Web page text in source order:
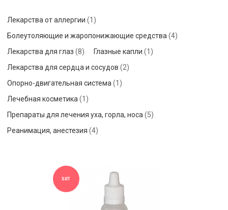
Лекарства от аллергии (1)
Болеутоляющие и жаропонижающие средства (4)
Лекарства для глаз (8) Глазные капли (1)
Лекарства для сердца и сосудов (2)
Опорно-двигательная система (1)
Лечебная косметика (1)
Препараты для лечения уха, горла, носа (5)
Реанимация, анестезия (4)
ХИТ